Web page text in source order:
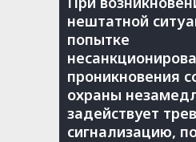
нештатной
попытке
проникновения
охраны
задействует
сигнализацию,